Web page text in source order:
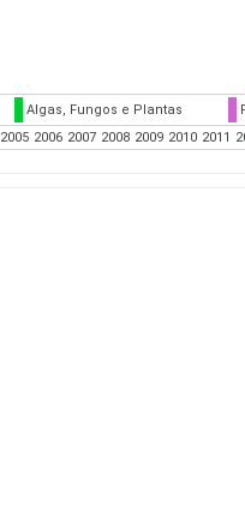
Algas, Fungos e Plantas
2005 2006 2007 2008 2009 2010 2011